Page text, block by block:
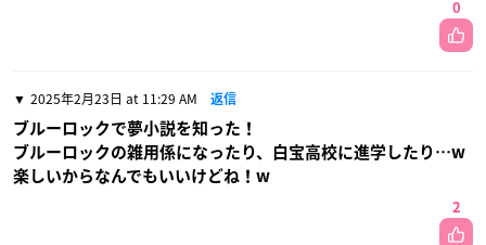
0
2025年2月23日 at 11:29 AM 返信
ブルーロックで夢小説を知った！
ブルーロックの雑用係になったり、白宝高校に進学したり…w
楽しいからなんでもいいけどね！w
2